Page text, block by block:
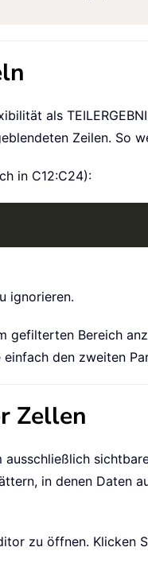
als
Zeilen. So
in C12:C24):
ignorieren.
gefilterten Bereich
den zweiten
Zellen
in denen Daten
zu öffnen. Klicken